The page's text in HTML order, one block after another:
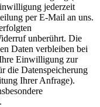
jederzeit
per E-Mail an uns.
unberührt. Die
Daten verbleiben bei
Einwilligung zur
die Datenspeicherung
Ihrer Anfrage).